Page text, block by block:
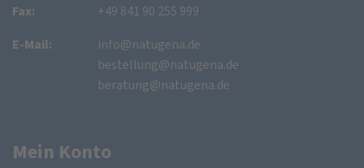
Fax:
+49 841 90 255 999
E-Mail:
info@natugena.de
bestellung@natugena.de
beratung@natugena.de
Mein Konto